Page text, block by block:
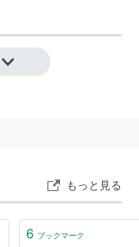
もっと見る
6 ブックマーク